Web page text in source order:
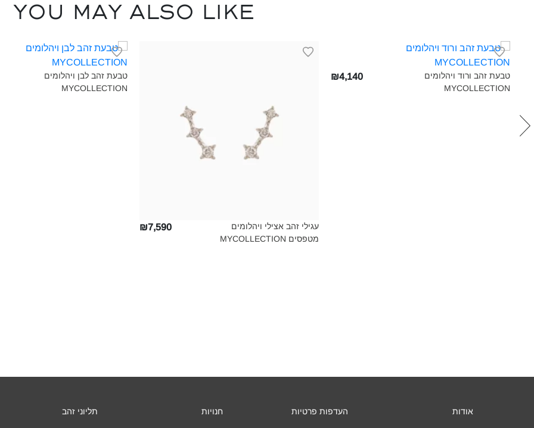
You may also like
טבעת זהב ורוד ויהלומים
MYCOLLECTION‎
₪4,140
עגילי זהב אצילי ויהלומים
מטפסים MYCOLLECTION‎
₪7,590
טבעת זהב לבן ויהלומים
MYCOLLECTION‎
אודות העדפות פרטיות חנויות תליוני זהב